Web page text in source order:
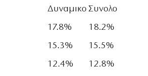
Δυναμικο Συνολο
17.8%
18.2%
15.3%
15.5%
12.4%
12.8%